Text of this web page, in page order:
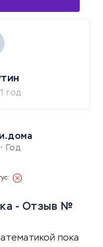
• Год
- Отзыв №
пока
год